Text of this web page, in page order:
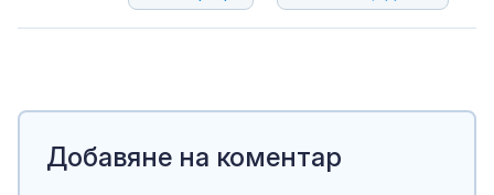
Добавяне на коментар